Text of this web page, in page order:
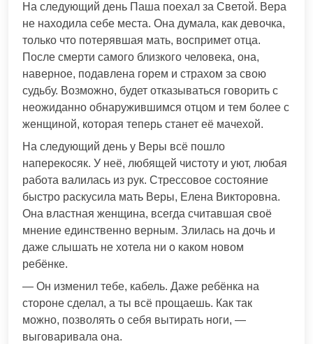
На следующий день Паша поехал за Светой. Вера
не находила себе места. Она думала, как девочка,
только что потерявшая мать, воспримет отца.
После смерти самого близкого человека, она,
наверное, подавлена горем и страхом за свою
судьбу. Возможно, будет отказываться говорить с
неожиданно обнаружившимся отцом и тем более с
женщиной, которая теперь станет её мачехой.
На следующий день у Веры всё пошло
наперекосяк. У неё, любящей чистоту и уют, любая
работа валилась из рук. Стрессовое состояние
быстро раскусила мать Веры, Елена Викторовна.
Она властная женщина, всегда считавшая своё
мнение единственно верным. Злилась на дочь и
даже слышать не хотела ни о каком новом
ребёнке.
— Он изменил тебе, кабель. Даже ребёнка на
стороне сделал, а ты всё прощаешь. Как так
можно, позволять о себя вытирать ноги, —
выговаривала она.